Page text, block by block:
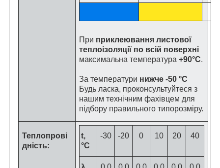
При приклеювання листової
теплоізоляції по всій поверхні
максимальна температура +90°C.
За температури нижче -50 °C
Будь ласка, проконсультуйтеся з
нашим технічним фахівцем для
підбору правильного типорозміру.
Теплопрові
дність:
t,
°C
-30 -20 0 10 20 40